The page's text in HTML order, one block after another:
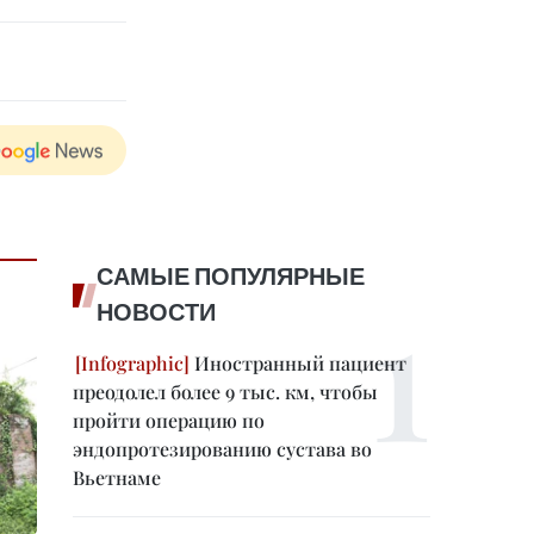
САМЫЕ ПОПУЛЯРНЫЕ
НОВОСТИ
Иностранный пациент
преодолел более 9 тыс. км, чтобы
пройти операцию по
эндопротезированию сустава во
Вьетнаме